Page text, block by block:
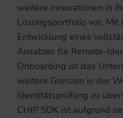
weitere Innovationen in
Lösungsportfolio vor. Mit
Entwicklung eines
Ansatzes für Remote-
Onboarding ist das
weitere Grenzen in der
Identitätsprüfung zu
CHIP SDK ist aufgrund